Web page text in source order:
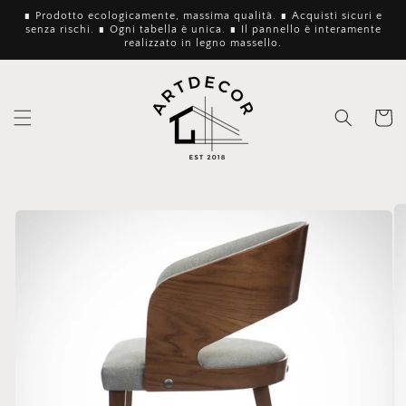
direttamente
ai contenuti
∎ Prodotto ecologicamente, massima qualità. ∎ Acquisti sicuri e
senza rischi. ∎ Ogni tabella è unica. ∎ Il pannello è interamente
realizzato in legno massello.
Carrello
informazioni